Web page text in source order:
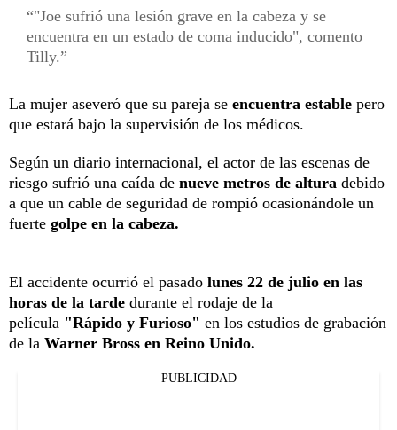
"Joe sufrió una lesión grave en la cabeza y se
encuentra en un estado de coma inducido", comento
Tilly.
La mujer aseveró que su pareja se encuentra estable pero
que estará bajo la supervisión de los médicos.
Según un diario internacional, el actor de las escenas de
riesgo sufrió una caída de nueve metros de altura debido
a que un cable de seguridad de rompió ocasionándole un
fuerte golpe en la cabeza.
El accidente ocurrió el pasado lunes 22 de julio en las
horas de la tarde durante el rodaje de la
película "Rápido y Furioso" en los estudios de grabación
de la Warner Bross en Reino Unido.
PUBLICIDAD